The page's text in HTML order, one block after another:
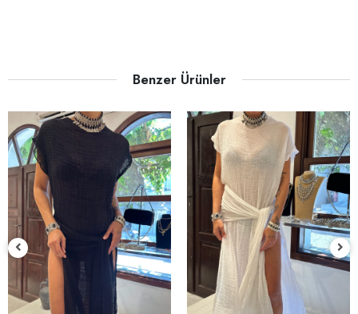
Benzer Ürünler